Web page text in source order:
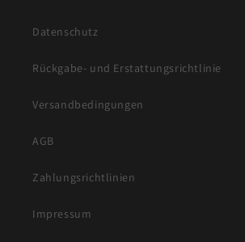
Datenschutz
Rückgabe- und Erstattungsrichtlinie
Versandbedingungen
AGB
Zahlungsrichtlinien
Impressum